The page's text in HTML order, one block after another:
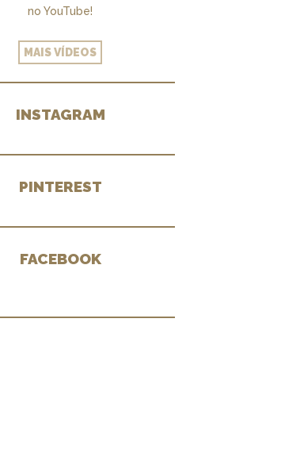
no YouTube!
MAIS VÍDEOS
INSTAGRAM
PINTEREST
FACEBOOK